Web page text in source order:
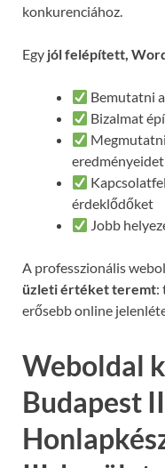
konkurenciához.
Egy jól felépített,
Bemutatni
Bizalmat
eredményeidet
érdeklődőket
Jobb
A professzionális
üzleti értéket teremt:
erősebb online
Weboldal
Budapest